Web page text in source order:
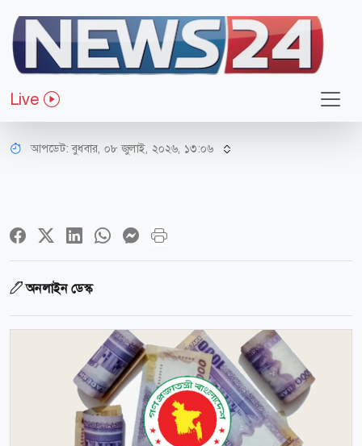
Live
অর্থ-বাণিজ্য
নতুন বেতনকাঠামো: সরকারি চাকরিতে
ইনক্রিমেন্ট হার সমান থাকছে না
আপডেট: বুধবার, ০৮ জুলাই, ২০২৬, ১৩:০৬
অনলাইন ডেস্ক